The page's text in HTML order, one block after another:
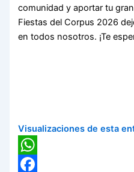
comunidad y aportar tu
Fiestas del Corpus 2026
en todos nosotros. ¡Te
Visualizaciones de esta
WhatsApp